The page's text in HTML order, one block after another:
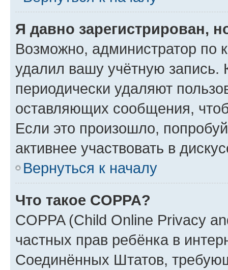
Я давно зарегистрирован,
Возможно, администратор по
удалил вашу учётную запись.
периодически удаляют
оставляющих сообщения,
Если это произошло,
активнее участвовать в
Вернуться к началу
Что такое COPPA?
COPPA (Child Online Privacy
частных прав ребёнка в
Соединённых Штатов,